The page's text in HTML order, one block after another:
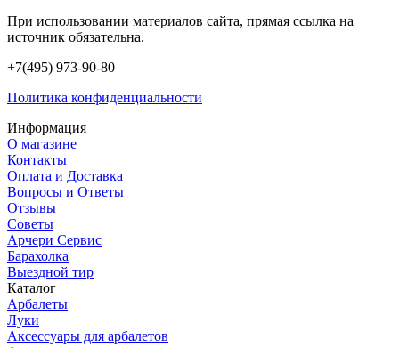
При использовании материалов сайта, прямая ссылка на
источник обязательна.
+7(495) 973-90-80
Политика конфиденциальности
Информация
О магазине
Контакты
Оплата и Доставка
Вопросы и Ответы
Отзывы
Советы
Арчери Сервис
Барахолка
Выездной тир
Каталог
Арбалеты
Луки
Аксессуары для арбалетов